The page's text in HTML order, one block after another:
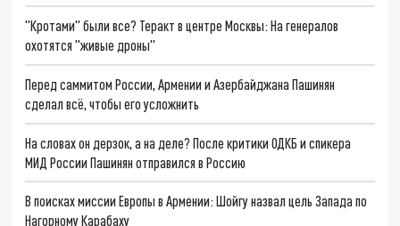
"Кротами" были все? Теракт в центре Москвы: На генералов
охотятся "живые дроны"
Перед саммитом России, Армении и Азербайджана Пашинян
сделал всё, чтобы его усложнить
На словах он дерзок, а на деле? После критики ОДКБ и спикера
МИД России Пашинян отправился в Россию
В поисках миссии Европы в Армении: Шойгу назвал цель Запада по
Нагорному Карабаху